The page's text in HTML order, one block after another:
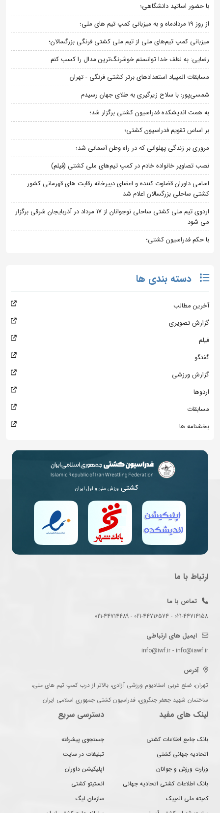
با حضور اساتید دانشگاهی؛
از روز 19 مردادماه و به میزبانی کمپ تیم های ملی؛
میزبانی کمپ تیم‌های ملی از تیم ملی کشتی فرنگی بزرگسالان؛
رضایی: به لطف خدا توانستم خوشرنگ‌ترین مدال را کسب کنم
مسابقات المپیاد استعدادهای برتر کشتی فرنگی - تهران
شمسی‌پور: با سلاح زیرگیری به طلای جهان رسیدم
به همت اندیشکده فدراسیون کشتی برگزار شد؛
بر اساس تقویم فدراسیون کشتی؛
مروری بر زندگی پهلوانی که در راه وطن آسمانی شد؛
نصب تصاویر خانواده خادم در کمپ تیم‌های ملی کشتی (فیلم)
اسامی داوران قضاوت کننده و اعضای دبیرخانه رقابت های قهرمانی کشور
کشتی ساحلی بزرگسالان اعلام شد
اردوی تیم ملی کشتی ساحلی نوجوانان از 17 مرداد در آذربایجان شرقی برگزار
می شود
با حکم فدراسیون کشتی؛
دسته بندی ها
آخرین مطالب
گزارش تصویری
فیلم
گفتگو
گزارش ورزشی
اردوها
مسابقات
بخشنامه ها
کشتی ورزش ملی و اول ایران
ارتباط با ما
تماس با ما
021-44714158 - 021-44716574 - 021-44714489
ایمیل های ارتباطی
info@iwf.ir - info@iawf.ir
آدرس
تهران، ضلع غربی استادیوم ورزشی آزادی، بالاتر از درب کمپ تیم های ملی،
ساختمان شهید جعفر جنگروی، فدراسیون کشتی جمهوری اسلامی ایران
لینک های مفید
بانک جامع اطلاعات کشتی
اتحادیه جهانی کشتی
وزارت ورزش و جوانان
بانک اطلاعات کشتی اتحادیه جهانی
کمیته ملی المپیک
دسترسی سریع
جستجوی پیشرفته
تبلیغات در سایت
اپلیکیشن داوران
انستیتو کشتی
سازمان لیگ